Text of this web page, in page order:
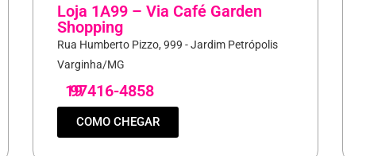
Loja 1A99 – Via Café Garden
Shopping
Rua Humberto Pizzo, 999 - Jardim Petrópolis
Varginha/MG
19
97416-4858
COMO CHEGAR